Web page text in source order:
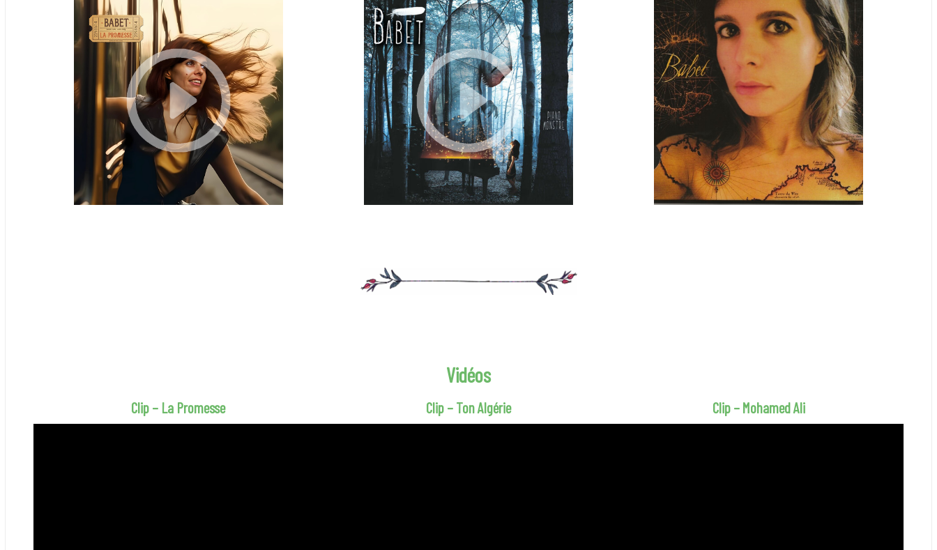
Vidéos
Clip – La Promesse Clip – Ton Algérie Clip – Mohamed Ali